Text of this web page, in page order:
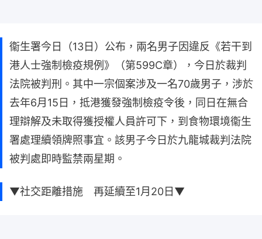
衞生署今日（13日）公布，兩名男子因違反《若干到
港人士強制檢疫規例》（第599C章），今日於裁判
法院被判刑。其中一宗個案涉及一名70歲男子，涉於
去年6月15日，抵港獲發強制檢疫令後，同日在無合
理辯解及未取得獲授權人員許可下，到食物環境衞生
署處理續領牌照事宜。該男子今日於九龍城裁判法院
被判處即時監禁兩星期。
▼社交距離措施 再延續至1月20日▼